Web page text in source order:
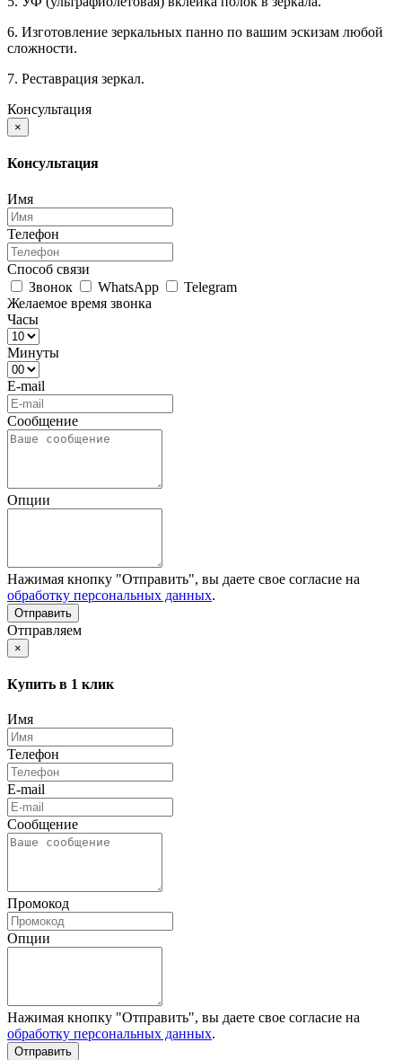
6. Изготовление зеркальных панно по вашим эскизам любой
сложности.
7. Реставрация зеркал.
Консультация
×
Консультация
Имя
Телефон
Способ связи
Звонок
WhatsApp
Telegram
Желаемое время звонка
Часы
Минуты
E-mail
Сообщение
Опции
Нажимая кнопку "Отправить", вы даете свое согласие на
обработку персональных данных.
Отправляем
×
Купить в 1 клик
Имя
Телефон
E-mail
Сообщение
Промокод
Опции
Нажимая кнопку "Отправить", вы даете свое согласие на
обработку персональных данных.